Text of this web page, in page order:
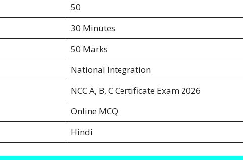
50
30 Minutes
50 Marks
National Integration
NCC A, B, C Certificate Exam 2026
Online MCQ
Hindi